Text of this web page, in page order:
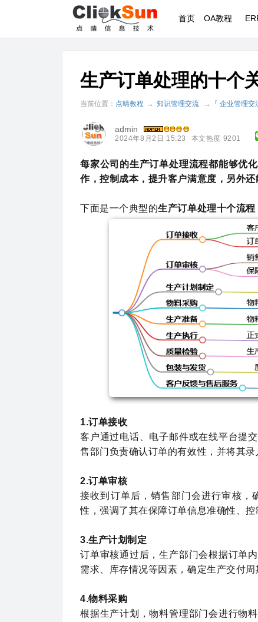
首页 OA教程
生产订单处理的十个
当前位置： 点晴教程 → 知识管理交流 → 『 企业管理交
admin
2024年8月2日 15:23 本文热度 9201
每家公司的生产订单处理流程都能够优
作，控制成本，提升客户满意度，另外
下面是一个典型的生产订单处理十个流程
1.订单接收
客户通过电话、电子邮件或在线平台提
售部门负责确认订单的有效性，并将其录
2.订单审核
接收到订单后，销售部门会进行审核，
性，强调了其在保障订单信息准确性、
3.生产计划制定
订单审核通过后，生产部门会根据订单
需求、库存情况等因素，确定生产交付周
4.物料采购
根据生产计划，物料管理部门会进行物